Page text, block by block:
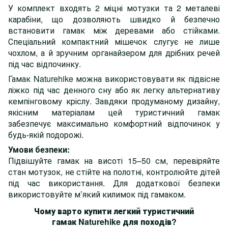
У комплект входять 2 міцні мотузки та 2 металеві
карабіни, що дозволяють швидко й безпечно
встановити гамак між деревами або стійками.
Спеціальний компактний мішечок слугує не лише
чохлом, а й зручним органайзером для дрібних речей
під час відпочинку.
Гамак Naturehike можна використовувати як підвісне
ліжко під час денного сну або як легку альтернативу
кемпінговому кріслу. Завдяки продуманому дизайну,
якісним матеріалам цей туристичний гамак
забезпечує максимально комфортний відпочинок у
будь-якій подорожі.
Умови безпеки:
Підвішуйте гамак на висоті 15–50 см, перевіряйте
стан мотузок, не стійте на полотні, контролюйте дітей
під час використання. Для додаткової безпеки
використовуйте м’який килимок під гамаком.
Чому варто купити легкий туристичний
гамак Naturehike для походів?